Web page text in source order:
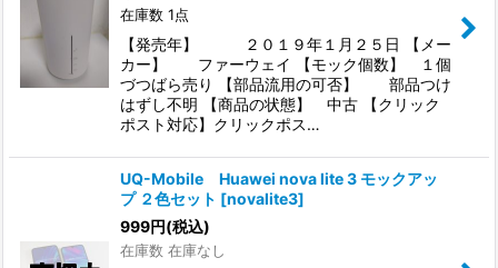
在庫数 1点
【発売年】 ２０１９年１月２５日 【メー
カー】 ファーウェイ 【モック個数】 １個
づつばら売り 【部品流用の可否】 部品つけ
はずし不明 【商品の状態】 中古 【クリック
ポスト対応】クリックポス…
UQ-Mobile Huawei nova lite 3 モックアッ
プ ２色セット [novalite3]
999円(税込)
在庫数 在庫なし